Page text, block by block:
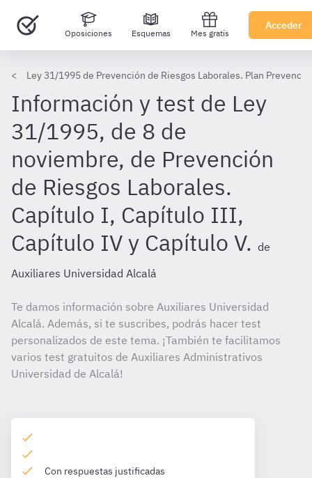
Oposiciones Esquemas Mes gratis
Acceder
Ley 31/1995 de Prevención de Riesgos Laborales. Plan
Información y test de Ley
31/1995, de 8 de
noviembre, de Prevención
de Riesgos Laborales.
Capítulo I, Capítulo III,
Capítulo IV y Capítulo V. de
Auxiliares Universidad Alcalá
Te damos información sobre Auxiliares Universidad
Alcalá. Además, si te suscribes, podrás hacer test
personalizados de este tema. ¡También te facilitamos
varios test gratuitos de Auxiliares Administrativos
Universidad de Alcalá!
Con respuestas justificadas